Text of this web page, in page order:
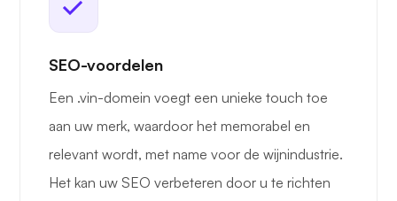
SEO-voordelen
Een .vin-domein voegt een unieke touch toe
aan uw merk, waardoor het memorabel en
relevant wordt, met name voor de wijnindustrie.
Het kan uw SEO verbeteren door u te richten